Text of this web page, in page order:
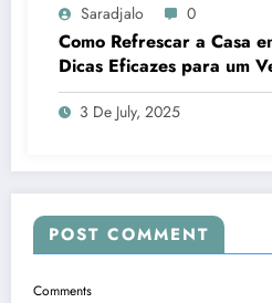
Saradjalo 0
Como Refrescar a Casa
Dicas Eficazes para um
Fresco
3 De July, 2025
POST COMMENT
Comments